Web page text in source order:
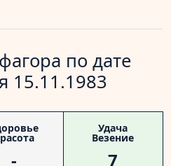
по дате
15.11.1983
-
Удача
Везение
7